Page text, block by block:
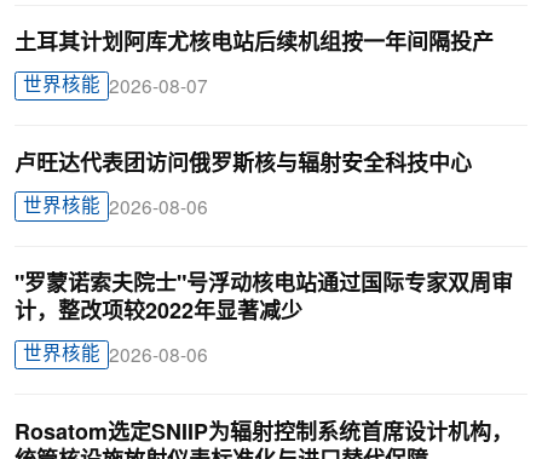
土耳其计划阿库尤核电站后续机组按一年间隔投产
世界核能 2026-08-07
卢旺达代表团访问俄罗斯核与辐射安全科技中心
世界核能 2026-08-06
"罗蒙诺索夫院士"号浮动核电站通过国际专家双周审
计，整改项较2022年显著减少
世界核能 2026-08-06
Rosatom选定SNIIP为辐射控制系统首席设计机构，